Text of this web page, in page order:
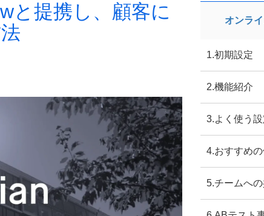
と提携し、顧客に
オンラ
1.初期設定
2.機能紹介
3.よく使う
4.おすすめ
5.チームへ